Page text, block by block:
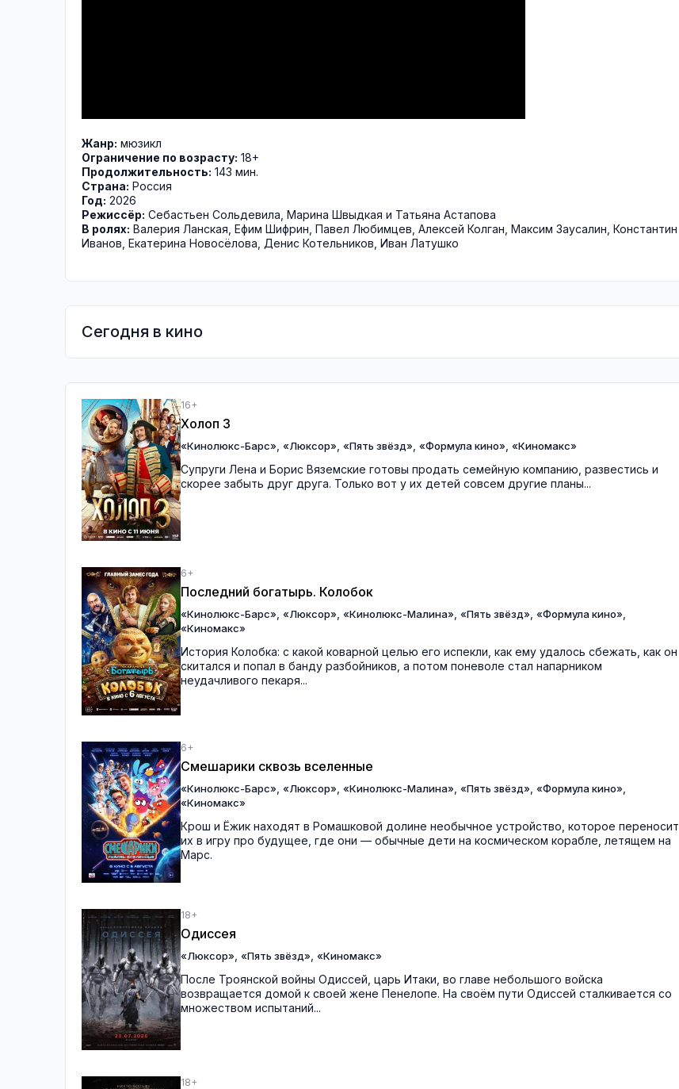
Жанр: мюзикл
Ограничение по возрасту: 18+
Продолжительность: 143 мин.
Страна: Россия
Год: 2026
Режиссёр: Себастьен Сольдевила Марина Швыдкая и Татьяна Астапова
В ролях: Валерия Ланская Ефим Шифрин Павел Любимцев Алексей Колган Максим Заусалин Константин
Иванов Екатерина Новосёлова Денис Котельников Иван Латушко
Сегодня в кино
16+
Холоп 3
«Кинолюкс-Барс» «Люксор» «Пять звёзд» «Формула кино» «Киномакс»
Супруги Лена и Борис Вяземские готовы продать семейную компанию, развестись и
скорее забыть друг друга. Только вот у их детей совсем другие планы...
6+
Последний богатырь. Колобок
«Кинолюкс-Барс» «Люксор» «Кинолюкс-Малина» «Пять звёзд» «Формула кино»
«Киномакс»
История Колобка: с какой коварной целью его испекли, как ему удалось сбежать, как он
скитался и попал в банду разбойников, а потом поневоле стал напарником
неудачливого пекаря...
6+
Смешарики сквозь вселенные
«Кинолюкс-Барс» «Люксор» «Кинолюкс-Малина» «Пять звёзд» «Формула кино»
«Киномакс»
Крош и Ёжик находят в Ромашковой долине необычное устройство, которое переносит
их в игру про будущее, где они — обычные дети на космическом корабле, летящем на
Марс.
18+
Одиссея
«Люксор» «Пять звёзд» «Киномакс»
После Троянской войны Одиссей, царь Итаки, во главе небольшого войска
возвращается домой к своей жене Пенелопе. На своём пути Одиссей сталкивается со
множеством испытаний...
18+